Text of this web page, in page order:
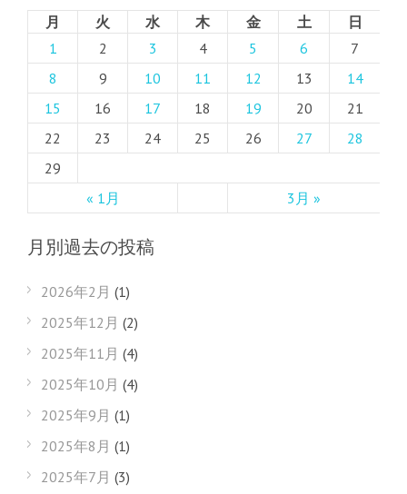
月 火 水 木 金 土 日
« 1月 3月 »
1 2 3 4 5 6
7
8
9 10 11 12 13
14
15
16 17 18 19 20
21
22
23 24 25 26 27
28
29
月別過去の投稿
2026年2月 (1)
2025年12月 (2)
2025年11月 (4)
2025年10月 (4)
2025年9月 (1)
2025年8月 (1)
2025年7月 (3)